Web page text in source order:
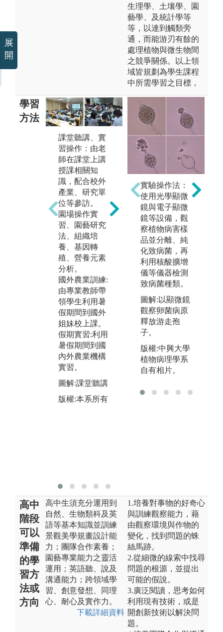
生理學、土壤學、園
藝學、及統計學等
等，以達到觸類旁
通，而能游刃有餘的
處理植物與微生物間
之競爭關係。以上領
域皆規劃為學生課程
中所需學習之目標，
學習
方法
課堂聽講、實
習操作：由老
師在課堂上講
授課相關知
識，配合校外
產業、研究單
位等參訪。
園場操作實
習、園藝研究
法、組織培
養、基因轉
殖、營養元素
分析。
國外農業訓練:
由專業教師帶
領學生利用暑
假期間到國外
姐妹校上課。
假期實習:利用
暑假期間到國
內外農業機構
實習。
圖解:課堂聽講
版權:本系所有
研究方法：學
生加入各領域
實驗室進行研
究，並利用科
學驗證方法分
析實驗結果。
引導學生進入
研究的領域，
進而能進行研
究、蒐集資
料、統計分析
資料、解釋結
果及撰寫報
告。
圖解:實驗法
版權:本系所有
實驗操作法：
使用光學顯微
鏡與電子顯微
鏡等設備，觀
察植物病害樣
品並分離、純
化致病菌，再
利用核酸擴增
儀等儀器檢測
致病菌種類。
圖解:以顯微鏡
觀察卵菌病原
釋放游走孢
子。
版權:中興大學
植物病理學系
自有相片。
高中
階段
可以
準備
的學
習方
法或
方向
高中生須充分運用到
自然、生物類科及英
語等基本知識並訓練
景觀美學規畫設計能
力；團隊合作素養；
園藝專業能力之靈活
運用；英語聽、說及
溝通能力；跨領域學
習、創意發想、同理
心、耐心及實作力。
下載詳細資料
1.培養對事物的好奇心
與訓練觀察能力，藉
由觀察環境與作物的
變化，找到問題的蛛
絲馬跡。
2.從細微的線索中找尋
問題的根源，並提出
可能的假說。
3.廣泛閱讀，思考如何
利用現有技術，或是
開創新技術以解決問
題。
展
開